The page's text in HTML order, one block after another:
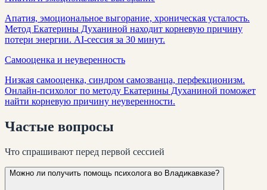
Апатия, эмоциональное выгорание, хроническая усталость.
Метод Екатерины Духаниной находит корневую причину
потери энергии. AI-сессия за 30 минут.
Самооценка и неуверенность
Низкая самооценка, синдром самозванца, перфекционизм.
Онлайн-психолог по методу Екатерины Духаниной поможет
найти корневую причину неуверенности.
Частые вопросы
Что спрашивают перед первой сессией
Можно ли получить помощь психолога во Владикавказе?